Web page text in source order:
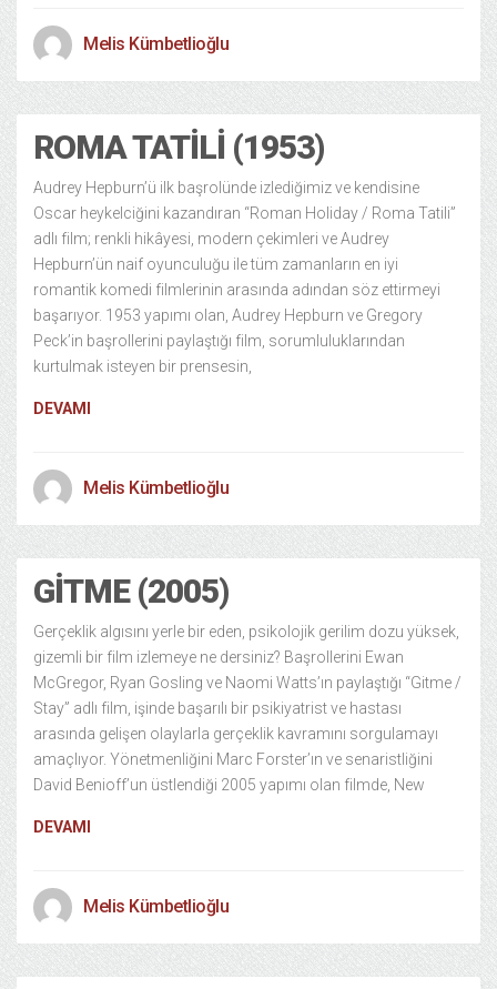
Melis Kümbetlioğlu
ROMA TATILI (1953)
Audrey Hepburn’ü ilk başrolünde izlediğimiz ve kendisine
Oscar heykelciğini kazandıran “Roman Holiday / Roma Tatili”
adlı film; renkli hikâyesi, modern çekimleri ve Audrey
Hepburn’ün naif oyunculuğu ile tüm zamanların en iyi
romantik komedi filmlerinin arasında adından söz ettirmeyi
başarıyor. 1953 yapımı olan, Audrey Hepburn ve Gregory
Peck’in başrollerini paylaştığı film, sorumluluklarından
kurtulmak isteyen bir prensesin,
DEVAMI
Melis Kümbetlioğlu
GITME (2005)
Gerçeklik algısını yerle bir eden, psikolojik gerilim dozu yüksek,
gizemli bir film izlemeye ne dersiniz? Başrollerini Ewan
McGregor, Ryan Gosling ve Naomi Watts’ın paylaştığı “Gitme /
Stay” adlı film, işinde başarılı bir psikiyatrist ve hastası
arasında gelişen olaylarla gerçeklik kavramını sorgulamayı
amaçlıyor. Yönetmenliğini Marc Forster’ın ve senaristliğini
David Benioff’un üstlendiği 2005 yapımı olan filmde, New
DEVAMI
Melis Kümbetlioğlu